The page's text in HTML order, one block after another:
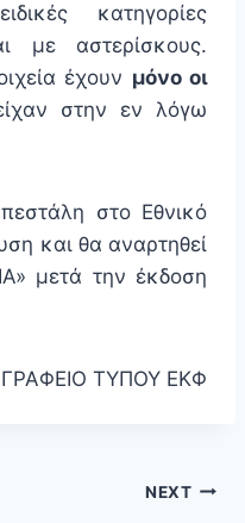
κατηγορίες
με αστερίσκους.
έχουν μόνο οι
στην εν λόγω
στο Εθνικό
και θα αναρτηθεί
μετά την έκδοση
ΓΡΑΦΕΙΟ ΤΥΠΟΥ ΕΚΦ
NEXT